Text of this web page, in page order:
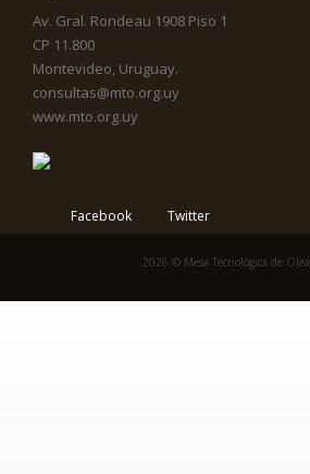
Av. Gral. Rondeau 1908 Piso 1
CP 11.800
Montevideo, Uruguay.
consultas@mto.org.uy
www.mto.org.uy
Facebook Twitter
2026 © Mesa Tecnológica de